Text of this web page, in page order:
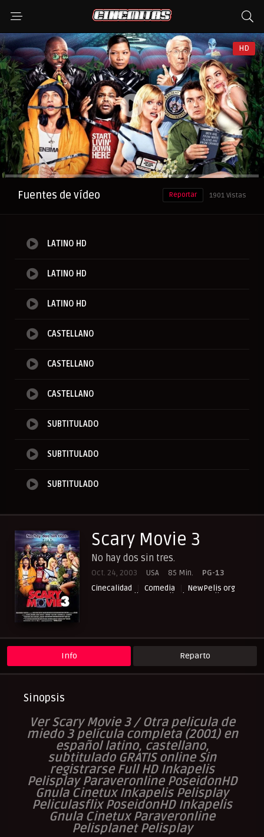
HD
Anuncio
Fuentes de vídeo 1901 Vistas
Reportar
LATINO HD
LATINO HD
LATINO HD
CASTELLANO
CASTELLANO
CASTELLANO
SUBTITULADO
SUBTITULADO
SUBTITULADO
Scary Movie 3
No hay dos sin tres.
Oct. 24, 2003 USA 85 Min.
PG-13
Cinecalidad
Comedia
NewPelis org
Paraveronline
Peliculas Castellano
Info Reparto
Sinopsis
Ver Scary Movie 3 / Otra pelicula de
miedo 3 película completa (2001) en
español latino, castellano,
subtitulado GRATIS online Sin
registrarse Full HD Inkapelis
Pelisplay Paraveronline PoseidonHD
Gnula Cinetux Inkapelis Pelisplay
Peliculasflix PoseidonHD Inkapelis
Gnula Cinetux Paraveronline
Pelisplanet Pelisplay